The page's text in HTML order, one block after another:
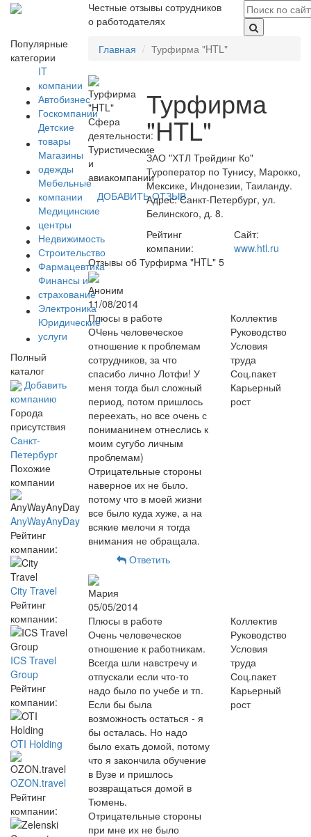
Честные отзывы сотрудников
о работодателях
Популярные
категории
IT
компании
Автобизнес
Госкомпании
Детские
товары
Магазины
одежды
Мебельные
компании
Медицинские
центры
Недвижимость
Строительство
Фармацевтика
Финансы и
страхование
Электроника
Юридические
услуги
Полный
каталог
Добавить
компанию
Города
присутствия
Санкт-
Петербург
Похожие
компании
AnyWayAnyDay
Рейтинг
компании:
City Travel
Рейтинг
компании:
ICS Travel
Group
Рейтинг
компании:
OTI Holding
OZON.travel
Рейтинг
компании:
Главная Турфирма "HTL"
Сфера
деятельности:
Туристические
и
авиакомпании
ДОБАВИТЬ ОТЗЫВ
Турфирма
"HTL"
ЗАО "ХТЛ Трейдинг Ко"
Туроператор по Тунису, Марокко,
Мексике, Индонезии, Таиланду.
Адрес: Санкт-Петербург, ул.
Белинского, д. 8.
Рейтинг
компании:
Сайт:
www.htl.ru
Отзывы об Турфирма "HTL" 5
Аноним
11/08/2014
Плюсы в работе
ОЧень человеческое
отношение к проблемам
сотрудников, за что
спасибо лично Лотфи! У
меня тогда был сложный
период, потом пришлось
переехать, но все очень с
пониманинем отнеслись к
моим сугубо личным
проблемам)
Отрицательные стороны
наверное их не было.
потому что в моей жизни
все было куда хуже, а на
всякие мелочи я тогда
внимания не обращала.
Коллектив
Руководство
Условия
труда
Соц.пакет
Карьерный
рост
Ответить
Мария
05/05/2014
Плюсы в работе
Очень человеческое
отношение к работникам.
Всегда шли навстречу и
отпускали если что-то
надо было по учебе и тп.
Если бы была
возможность остаться - я
бы осталась. Но надо
было ехать домой, потому
что я закончила обучение
в Вузе и пришлось
возвращаться домой в
Тюмень.
Отрицательные стороны
при мне их не было
Коллектив
Руководство
Условия
труда
Соц.пакет
Карьерный
рост